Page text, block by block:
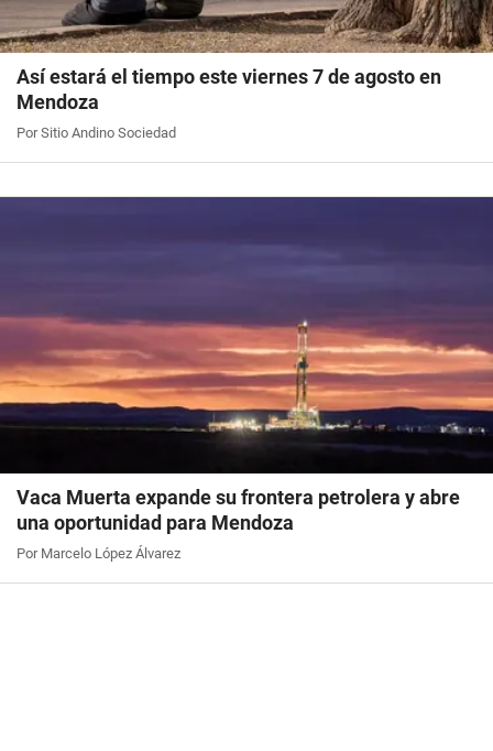
Así estará el tiempo este viernes 7 de agosto en
Mendoza
Por Sitio Andino Sociedad
Vaca Muerta expande su frontera petrolera y abre
una oportunidad para Mendoza
Por Marcelo López Álvarez